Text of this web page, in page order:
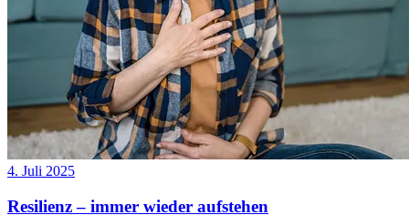
4. Juli 2025
Resilienz – immer wieder aufstehen